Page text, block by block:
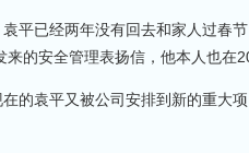
平已经两年没有回去和家人过春
的安全管理表扬信，他本人也在
在的袁平又被公司安排到新的重大